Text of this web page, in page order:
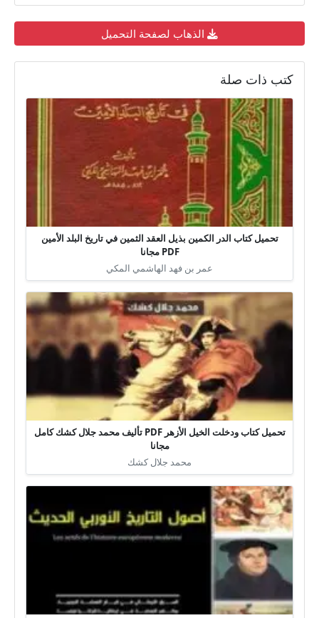
الذهاب لصفحة التحميل
كتب ذات صلة
تحميل كتاب الدر الكمين بذيل العقد الثمين في تاريخ البلد الأمين
PDF مجانا
عمر بن فهد الهاشمي المكي
تحميل كتاب ودخلت الخيل الأزهر PDF تأليف محمد جلال كشك كامل
مجانا
محمد جلال كشك